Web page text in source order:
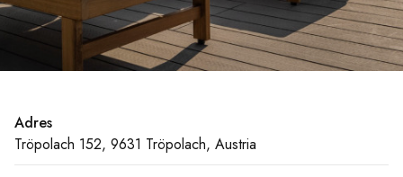
Adres
Tröpolach 152, 9631 Tröpolach, Austria